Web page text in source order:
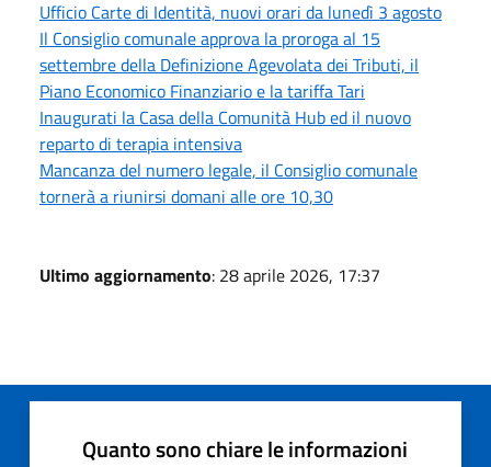
Ufficio Carte di Identità, nuovi orari da lunedì 3 agosto
Il Consiglio comunale approva la proroga al 15
settembre della Definizione Agevolata dei Tributi, il
Piano Economico Finanziario e la tariffa Tari
Inaugurati la Casa della Comunità Hub ed il nuovo
reparto di terapia intensiva
Mancanza del numero legale, il Consiglio comunale
tornerà a riunirsi domani alle ore 10,30
Ultimo aggiornamento: 28 aprile 2026, 17:37
Quanto sono chiare le informazioni